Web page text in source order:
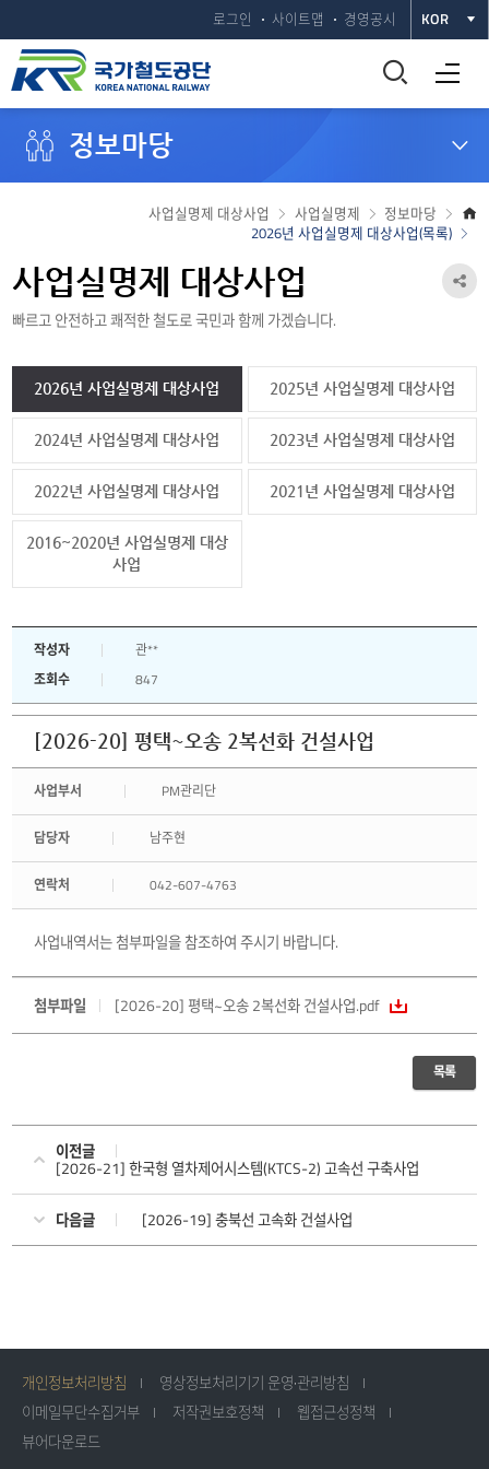
로그인 사이트맵 경영공시 KOR
통
합
색
전체메뉴 열기
정보마당
홈
정보마당
사업실명제
사업실명제 대상사업
2026년 사업실명제 대상사업(목록)
사업실명제 대상사업
빠르고 안전하고 쾌적한 철도로 국민과 함께 가겠습니다.
공
기
2026년 사업실명제 대상사업 2025년 사업실명제 대상사업
2024년 사업실명제 대상사업 2023년 사업실명제 대상사업
2022년 사업실명제 대상사업 2021년 사업실명제 대상사업
2016~2020년 사업실명제 대상
사업
작성자
관**
조회수
847
[2026-20] 평택~오송 2복선화 건설사업
사업부서 PM관리단
담당자 남주현
연락처 042-607-4763
사업내역서는 첨부파일을 참조하여 주시기 바랍니다.
첨부파일 [2026-20] 평택~오송 2복선화 건설사업.pdf
목록
이전글
[2026-21] 한국형 열차제어시스템(KTCS-2) 고속선 구축사업
다음글 [2026-19] 충북선 고속화 건설사업
개인정보처리방침
영상정보처리기기 운영·관리방침
이메일무단수집거부
저작권보호정책
웹접근성정책
뷰어다운로드